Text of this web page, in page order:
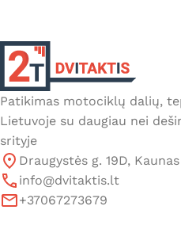
Patikimas motociklų dalių,
Lietuvoje su daugiau nei
srityje
Draugystės g. 19D, Kaunas
info@dvitaktis.lt
+37067273679